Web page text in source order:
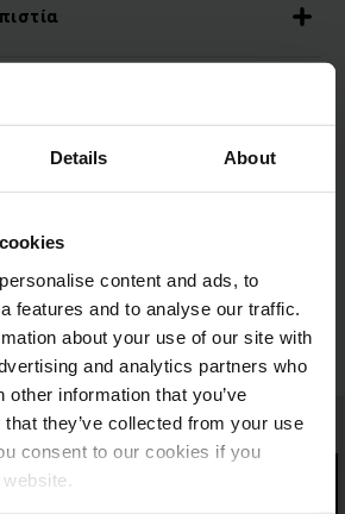
Details About
content and ads, to
features and to analyse our traffic.
about your use of our site with
and analytics partners who
other information that you’ve
they’ve collected from your use
consent to our cookies if you
αποθήκης UPC για